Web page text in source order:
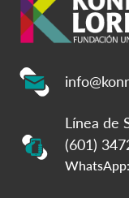
Línea de
(601)